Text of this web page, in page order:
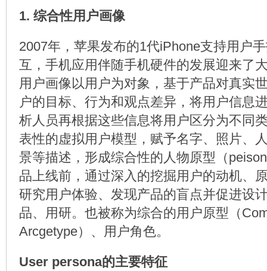
1. 综合性用户画像
2007年，苹果发布的1代iPhone支持用户
互，手机应用伴随手机硬件的发展迎来了
用户画像以用户为对象，基于产品对真实
户的目标、行为和观点差异，将用户信息
析人员再根据这些信息将用户区分为不同
表性的虚拟用户模型，赋予名字、照片、
景等描述，形成综合性的人物原型（
品上线前，通过深入的挖掘用户的动机、
研究用户体验、发现产品的盲点并促进设
品、用研。也被称为综合的用户原型（
Arcgetype）、用户角色。
User persona的主要特征